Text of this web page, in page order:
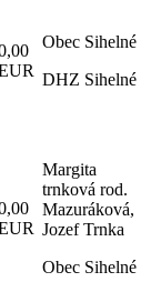
Obec Sihelné
DHZ Sihelné
Margita
trnková rod.
Mazuráková,
Jozef Trnka
Obec Sihelné